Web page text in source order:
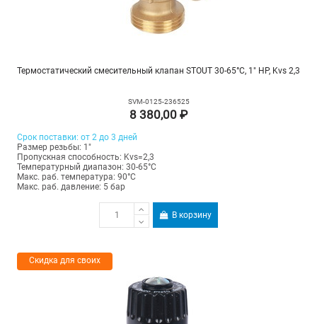
Термостатический смесительный клапан STOUT 30-65°C, 1" НР, Kvs 2,3
SVM-0125-236525
8 380,00 ₽
Срок поставки: от 2 до 3 дней
Размер резьбы: 1"
Пропускная способность: Kvs=2,3
Температурный диапазон: 30-65°С
Макс. раб. температура: 90°C
Макс. раб. давление: 5 бар
В корзину
Скидка для своих